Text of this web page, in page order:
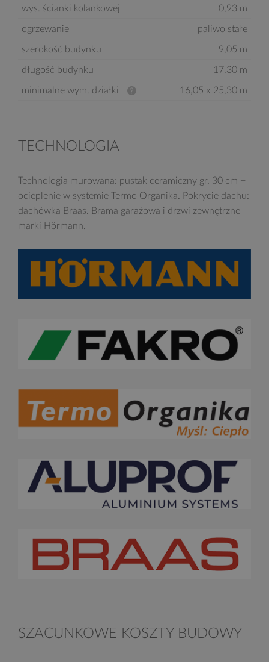
wys. ścianki kolankowej 0,93 m
ogrzewanie paliwo stałe
szerokość budynku 9,05 m
długość budynku 17,30 m
minimalne wym. działki 16,05 x 25,30 m
TECHNOLOGIA
Technologia murowana: pustak ceramiczny gr. 30 cm +
ocieplenie w systemie Termo Organika. Pokrycie dachu:
dachówka Braas. Brama garażowa i drzwi zewnętrzne
marki Hörmann.
SZACUNKOWE KOSZTY BUDOWY